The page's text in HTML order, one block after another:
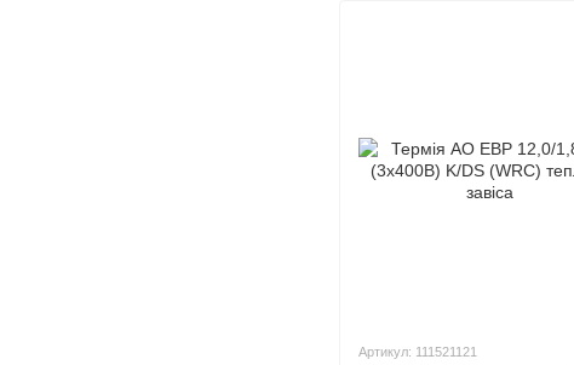
Артикул: 111521121